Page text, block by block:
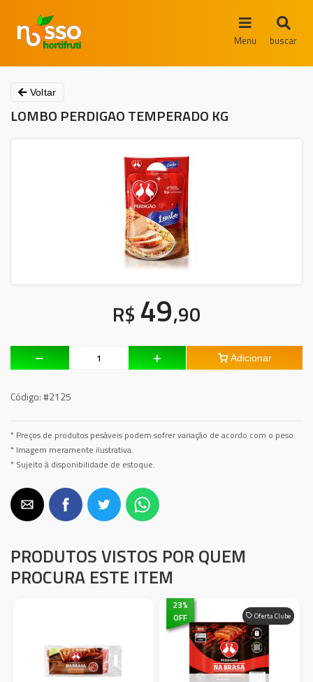
Menu buscar
Voltar
LOMBO PERDIGAO TEMPERADO KG
R$ 49,90
Adicionar
Código:#2125
* Preços de produtos pesáveis podem sofrer variação de acordo com o peso.
* Imagem meramente ilustrativa.
* Sujeito à disponibilidade de estoque.
PRODUTOS VISTOS POR QUEM
PROCURA ESTE ITEM
Oferta Clube
23%
OFF